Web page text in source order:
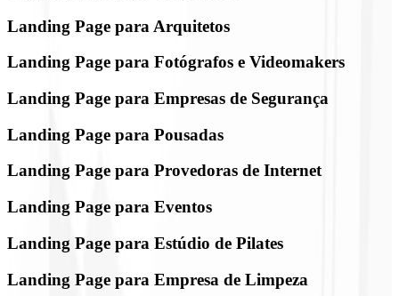
Landing Page para Arquitetos
Landing Page para Fotógrafos e Videomakers
Landing Page para Empresas de Segurança
Landing Page para Pousadas
Landing Page para Provedoras de Internet
Landing Page para Eventos
Landing Page para Estúdio de Pilates
Landing Page para Empresa de Limpeza